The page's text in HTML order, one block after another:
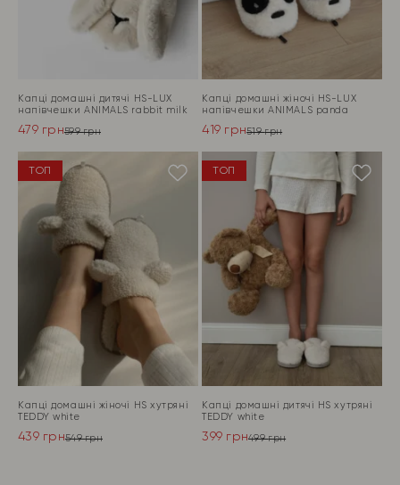
Капці домашні дитячі HS-LUX
напiвчешки ANIMALS rabbit milk
599грн
ціна:
599 грн.
479 грн
ціна:
479 грн.
ПЕРЕЙТИ
Капці домашні жіночі HS-LUX
напiвчешки ANIMALS panda
519грн
ціна:
519 грн.
419 грн
ціна:
419 грн.
ПЕРЕЙТИ
ТОП
Капці домашні жіночі HS хутрянi
TEDDY white
549грн
439 грн
ТОП
Капці домашні дитячі HS хутрянi
TEDDY white
499грн
399 грн